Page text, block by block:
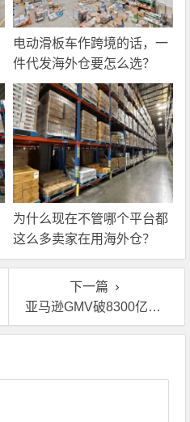
电动滑板车作跨境的话，一
件代发海外仓要怎么选？
为什么现在不管哪个平台都
这么多卖家在用海外仓？
下一篇
亚马逊GMV破8300亿！教你怎么用欧美海外仓管理FBA库存